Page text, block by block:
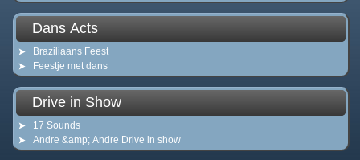
Dans Acts
Braziliaans Feest
Feestje met dans
Drive in Show
17 Sounds
Andre &amp; Andre Drive in show